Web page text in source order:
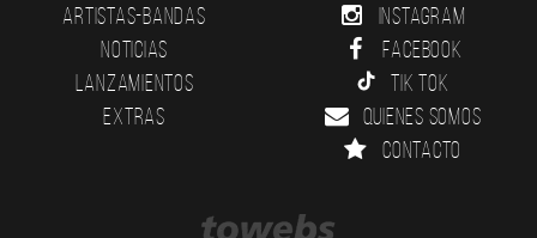
Artistas-Bandas
Noticias
Lanzamientos
Extras
Instagram
Facebook
Tik Tok
Quienes somos
Contacto